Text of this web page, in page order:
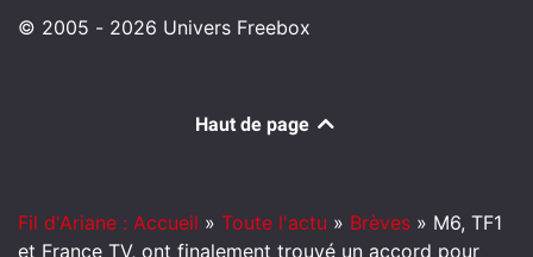
© 2005 - 2026 Univers Freebox
Haut de page
Fil d'Ariane : Accueil » Toute l'actu » Brèves » M6, TF1
et France TV, ont finalement trouvé un accord pour